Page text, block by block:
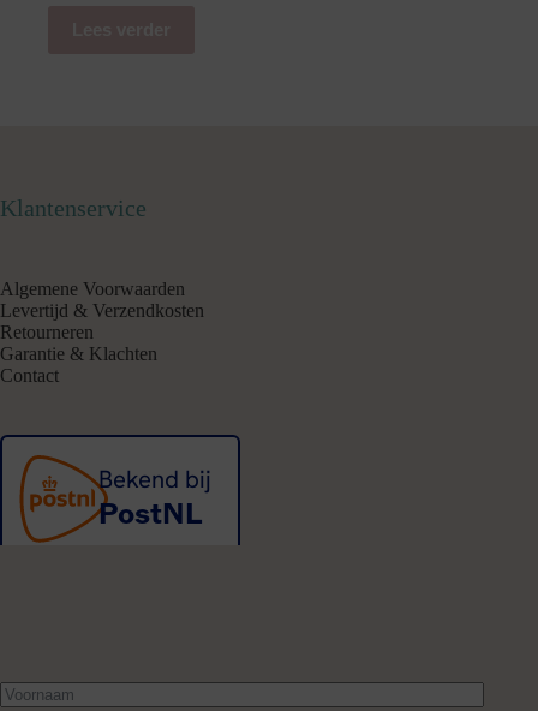
Klantenservice
Algemene Voorwaarden
Levertijd & Verzendkosten
Retourneren
Garantie & Klachten
Contact